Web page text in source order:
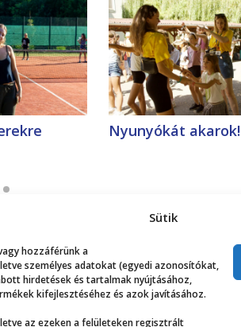
Sütik
hozzáférünk a
személyes adatokat (egyedi azonosítókat,
hirdetések és tartalmak nyújtásához,
kifejlesztéséhez és azok javításához.
az ezeken a felületeken regisztrált
Nyunyókát akarok!